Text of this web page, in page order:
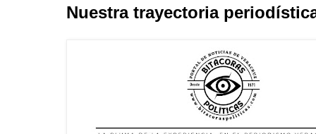
Nuestra trayectoria